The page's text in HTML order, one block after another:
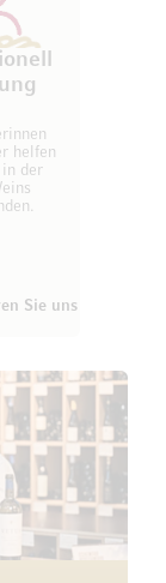
helfen
in der
Sie uns